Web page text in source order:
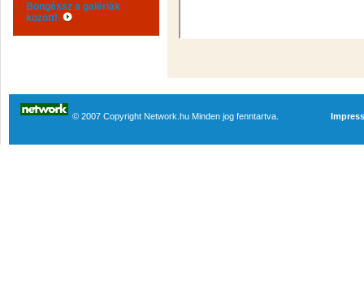
Böngéssz a galériák
között!
© 2007 Copyright Network.hu Minden jog fenntartva.